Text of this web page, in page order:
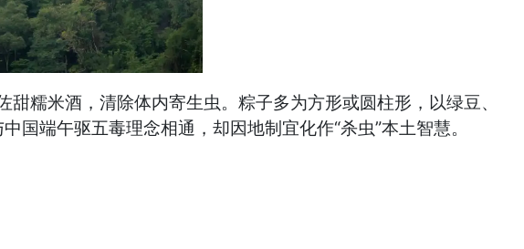
糯米酒，清除体内寄生虫。粽子多为方形或圆柱形，以绿豆、
端午驱五毒理念相通，却因地制宜化作“杀虫”本土智慧。